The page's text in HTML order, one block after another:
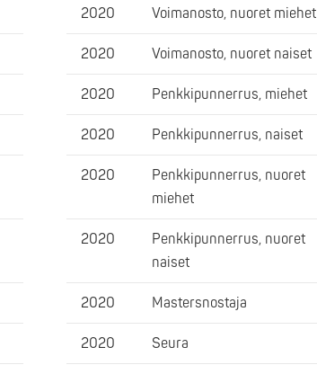
2020 Voimanosto, nuoret miehet
2020 Voimanosto, nuoret naiset
2020 Penkkipunnerrus, miehet
2020 Penkkipunnerrus, naiset
2020
Penkkipunnerrus, nuoret
miehet
2020
Penkkipunnerrus, nuoret
naiset
2020 Mastersnostaja
2020 Seura